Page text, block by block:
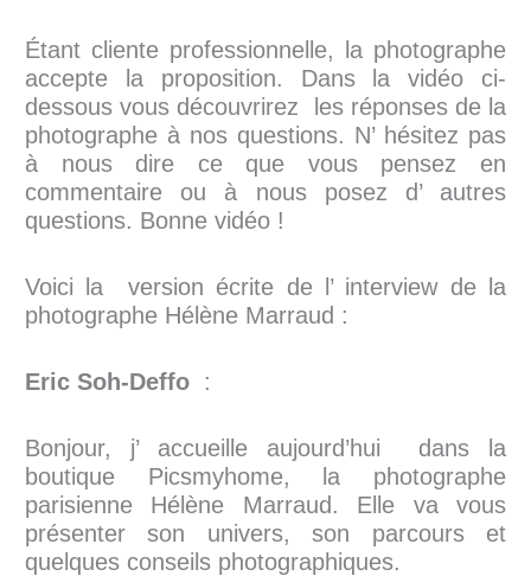
Étant cliente professionnelle, la photographe
accepte la proposition. Dans la vidéo ci-
dessous vous découvrirez les réponses de la
photographe à nos questions. N’ hésitez pas
à nous dire ce que vous pensez en
commentaire ou à nous posez d’ autres
questions. Bonne vidéo !
Voici la version écrite de l’ interview de la
photographe Hélène Marraud :
Eric Soh-Deffo :
Bonjour, j’ accueille aujourd’hui dans la
boutique Picsmyhome, la photographe
parisienne Hélène Marraud. Elle va vous
présenter son univers, son parcours et
quelques conseils photographiques.